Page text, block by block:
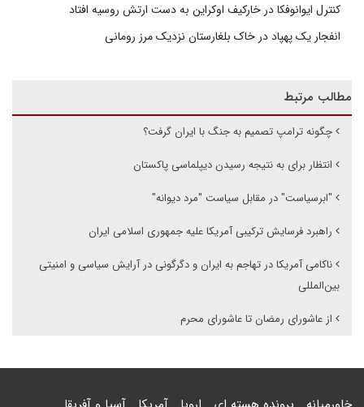
کنترل ایوانوفکا در خارکیف اوکراین به دست ارتش روسیه افتاد
انفجار یک پهپاد در خاک بلغارستان نزدیک مرز رومانی
مطالب مرتبط
چگونه ترامپ تصمیم به جنگ با ایران گرفت؟
انتظار برای به نتیجه رسیدن دیپلماسی پاکستان
"ابرسیاست" در مقابل سیاست "مرد دیوانه"
راهبرد فرسایش ترکیبی آمریکا علیه جمهوری اسلامی ایران
ناکامی آمریکا در تهاجم به ایران و دگرگونی در آرایش سیاسی و امنیتی
بین‌المللی
از عاشورای رمضان تا عاشورای محرم